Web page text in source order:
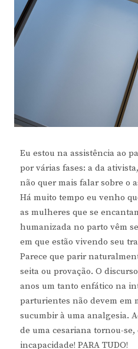
Eu estou na assistência ao
por várias fases: a da
não quer mais falar sobre o
Há muito tempo eu venho
as mulheres que se
humanizada no parto vêm
em que estão vivendo seu
Parece que parir
seita ou provação. O
anos um tanto enfático na
parturientes não devem em
sucumbir à uma analgesia.
de uma cesariana tornou-
incapacidade! PARA TUDO!